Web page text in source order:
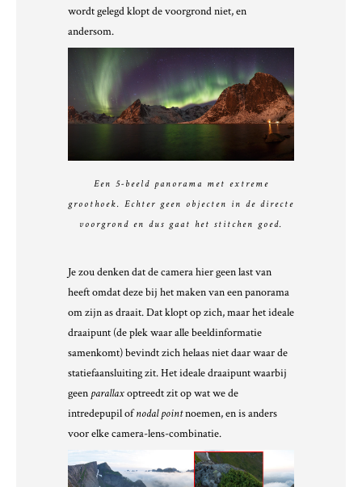
wordt gelegd klopt de voorgrond niet, en
andersom.
Een 5-beeld panorama met extreme
groothoek. Echter geen objecten in de directe
voorgrond en dus gaat het stitchen goed.
Je zou denken dat de camera hier geen last van
heeft omdat deze bij het maken van een panorama
om zijn as draait. Dat klopt op zich, maar het ideale
draaipunt (de plek waar alle beeldinformatie
samenkomt) bevindt zich helaas niet daar waar de
statiefaansluiting zit. Het ideale draaipunt waarbij
geen parallaxoptreedt zit op wat we de
intredepupil ofnodal pointnoemen, en is anders
voor elke camera-lens-combinatie.